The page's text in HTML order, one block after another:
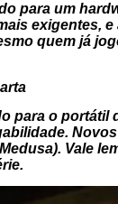
para um
exigentes,
quem já
para o portátil
Vale